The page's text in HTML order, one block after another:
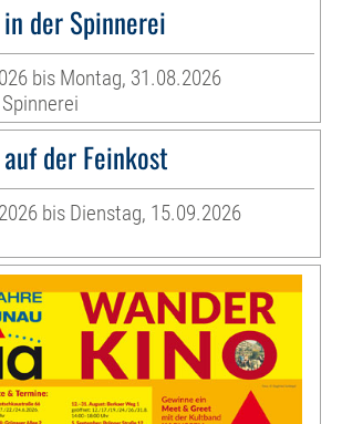
der Spinnerei
bis Montag, 31.08.2026
der Feinkost
bis Dienstag, 15.09.2026